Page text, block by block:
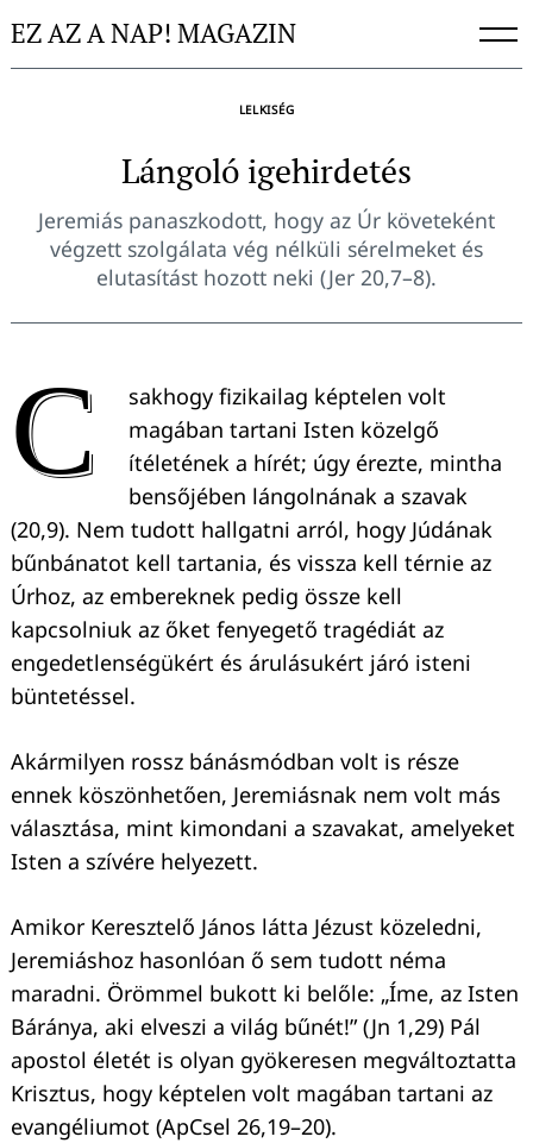
toEZ AZ A NAP! MAGAZIN
LELKISÉG
Lángoló igehirdetés
Jeremiás panaszkodott, hogy az Úr követeként
végzett szolgálata vég nélküli sérelmeket és
elutasítást hozott neki (Jer 20,7–8).
C
sakhogy fizikailag képtelen volt
magában tartani Isten közelgő
ítéletének a hírét; úgy érezte, mintha
bensőjében lángolnának a szavak
(20,9). Nem tudott hallgatni arról, hogy Júdának
bűnbánatot kell tartania, és vissza kell térnie az
Úrhoz, az embereknek pedig össze kell
kapcsolniuk az őket fenyegető tragédiát az
engedetlenségükért és árulásukért járó isteni
büntetéssel.
Akármilyen rossz bánásmódban volt is része
ennek köszönhetően, Jeremiásnak nem volt más
választása, mint kimondani a szavakat, amelyeket
Isten a szívére helyezett.
Amikor Keresztelő János látta Jézust közeledni,
Jeremiáshoz hasonlóan ő sem tudott néma
maradni. Örömmel bukott ki belőle: „Íme, az Isten
Báránya, aki elveszi a világ bűnét!” (Jn 1,29) Pál
apostol életét is olyan gyökeresen megváltoztatta
Krisztus, hogy képtelen volt magában tartani az
evangéliumot (ApCsel 26,19–20).